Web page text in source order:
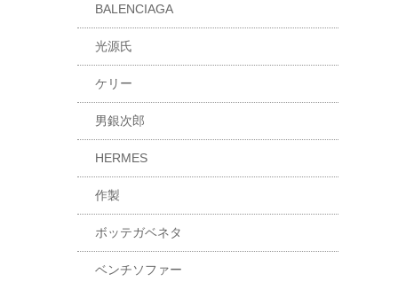
BALENCIAGA
光源氏
ケリー
男銀次郎
HERMES
作製
ボッテガベネタ
ベンチソファー